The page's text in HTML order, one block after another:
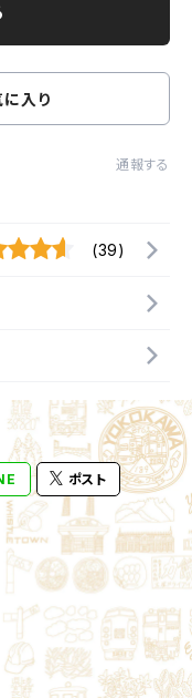
入り
通報する
(39)
ポスト